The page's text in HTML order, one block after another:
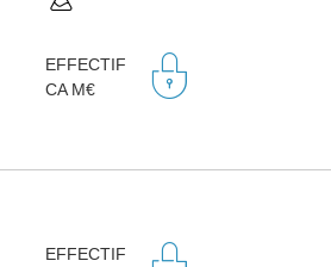
EFFECTIF
CA M€
EFFECTIF